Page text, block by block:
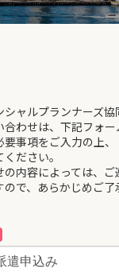
ャルプランナーズ
わせは、下記フォー
事項をご入力の上
ださい。
内容によっては、
で、あらかじめご了